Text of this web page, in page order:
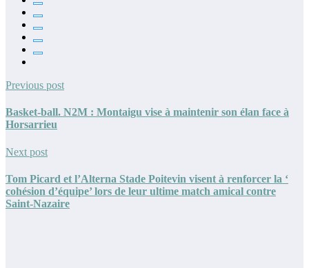
Previous post
Basket-ball. N2M : Montaigu vise à maintenir son élan face à
Horsarrieu
Next post
Tom Picard et l’Alterna Stade Poitevin visent à renforcer la ‘
cohésion d’équipe’ lors de leur ultime match amical contre
Saint-Nazaire